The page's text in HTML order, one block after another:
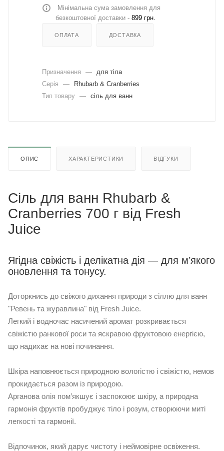
Мінімальна сума замовлення для
безкоштовної доставки - 899 грн.
ОПЛАТА ДОСТАВКА
Призначення —
для тіла
Серія
—
Rhubarb & Cranberries
Тип товару — сіль для ванн
ОПИС ХАРАКТЕРИСТИКИ ВІДГУКИ
Сіль для ванн Rhubarb &
Cranberries 700 г від Fresh
Juice
Ягідна свіжість і делікатна дія — для м’якого
оновлення та тонусу.
Доторкнись до свіжого дихання природи з сіллю для ванн
"Ревень та журавлина" від Fresh Juice.
Легкий і водночас насичений аромат розкривається
свіжістю ранкової роси та яскравою фруктовою енергією,
що надихає на нові починання.
Шкіра наповнюється природною вологістю і свіжістю, немов
прокидається разом із природою.
Арганова олія пом’якшує і заспокоює шкіру, а природна
гармонія фруктів пробуджує тіло і розум, створюючи миті
легкості та гармонії.
Відпочинок, який дарує чистоту і неймовірне освіження.